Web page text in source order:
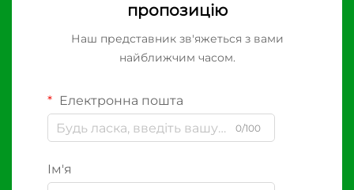
пропозицію
Наш представник зв'яжеться з вами
найближчим часом.
Електронна пошта
0/100
Ім'я